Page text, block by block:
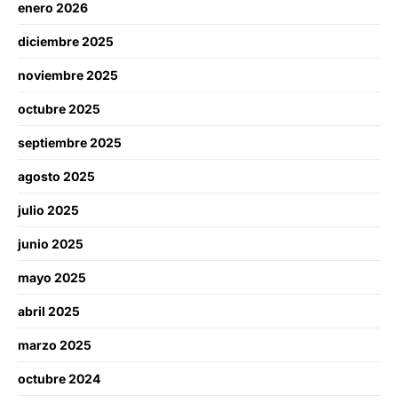
enero 2026
diciembre 2025
noviembre 2025
octubre 2025
septiembre 2025
agosto 2025
julio 2025
junio 2025
mayo 2025
abril 2025
marzo 2025
octubre 2024